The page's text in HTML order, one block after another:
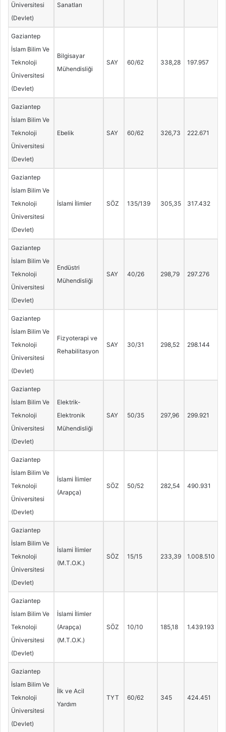
Üniversitesi
(Devlet)
Sanatları
Gaziantep
İslam Bilim Ve
Teknoloji
Üniversitesi
(Devlet)
Bilgisayar
Mühendisliği
SAY 60/62 338,28 197.957
Gaziantep
İslam Bilim Ve
Teknoloji
Üniversitesi
(Devlet)
Ebelik SAY 60/62 326,73 222.671
Gaziantep
İslam Bilim Ve
Teknoloji
Üniversitesi
(Devlet)
İslami İlimler SÖZ 135/139 305,35 317.432
Gaziantep
İslam Bilim Ve
Teknoloji
Üniversitesi
(Devlet)
Endüstri
Mühendisliği
SAY 40/26 298,79 297.276
Gaziantep
İslam Bilim Ve
Teknoloji
Üniversitesi
(Devlet)
Fizyoterapi ve
Rehabilitasyon
SAY 30/31 298,52 298.144
Gaziantep
İslam Bilim Ve
Teknoloji
Üniversitesi
(Devlet)
Elektrik-
Elektronik
Mühendisliği
SAY 50/35 297,96 299.921
Gaziantep
İslam Bilim Ve
Teknoloji
Üniversitesi
(Devlet)
İslami İlimler
(Arapça)
SÖZ 50/52 282,54 490.931
Gaziantep
İslam Bilim Ve
Teknoloji
Üniversitesi
(Devlet)
İslami İlimler
(M.T.O.K.)
SÖZ 15/15 233,39 1.008.510
Gaziantep
İslam Bilim Ve
Teknoloji
Üniversitesi
(Devlet)
İslami İlimler
(Arapça)
(M.T.O.K.)
SÖZ 10/10 185,18 1.439.193
Gaziantep
İslam Bilim Ve
Teknoloji
Üniversitesi
(Devlet)
İlk ve Acil
Yardım
TYT 60/62 345 424.451